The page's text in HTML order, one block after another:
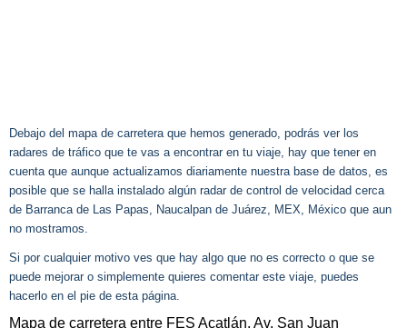
Debajo del mapa de carretera que hemos generado, podrás ver los
radares de tráfico que te vas a encontrar en tu viaje, hay que tener en
cuenta que aunque actualizamos diariamente nuestra base de datos, es
posible que se halla instalado algún radar de control de velocidad cerca
de Barranca de Las Papas, Naucalpan de Juárez, MEX, México que aun
no mostramos.
Si por cualquier motivo ves que hay algo que no es correcto o que se
puede mejorar o simplemente quieres comentar este viaje, puedes
hacerlo en el pie de esta página.
Mapa de carretera entre FES Acatlán, Av. San Juan